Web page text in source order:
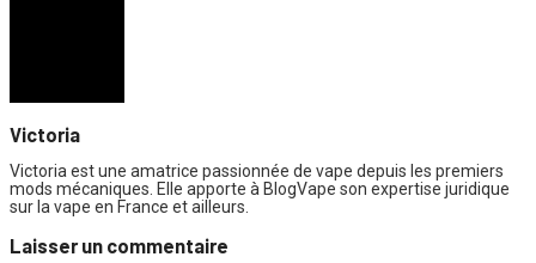
Victoria
Victoria est une amatrice passionnée de vape depuis les premiers
mods mécaniques. Elle apporte à BlogVape son expertise juridique
sur la vape en France et ailleurs.
Laisser un commentaire